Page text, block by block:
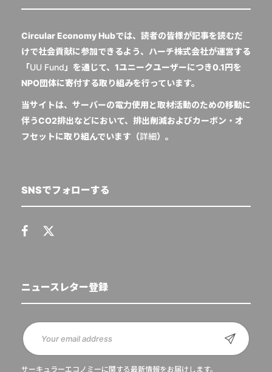
Circular Economy Hubでは、読者の皆様が記事を読むだ
けで社会貢献に参加できるよう、ハーチ株式会社が運営する
「UU Fund 」を通じて、1ユニークユーザーにつき0.1円を
NPO団体に寄付する取り組みを行っています。
当サイトは、サーバーの電力使用と取材活動のための移動に
伴うCO2排出などにおいて、排出削減およびカーボン・オ
フセットに取り組んでいます（詳細）。
SNSでフォローする
ニュースレター登録
サーキュラーエコノミーに関する最新情報をお届けします。